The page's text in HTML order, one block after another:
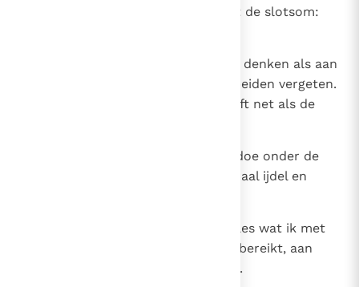
dan toe gediend? Zo kwam ik tot de slotsom:
Aan een wijze blijft men evenmin denken als aan
een dwaas. Op de duur worden beiden vergeten.
Het is treurig, maar de wijze sterft net als de
Ik werd het leven moe; al het gedoe onder de
zon stond mij tegen. Het is allemaal ijdel en
Het vreselijkste leek mij dat ik alles wat ik met
mijn zwoegen onder de zon had bereikt, aan
mijn opvolger moest achterlaten.